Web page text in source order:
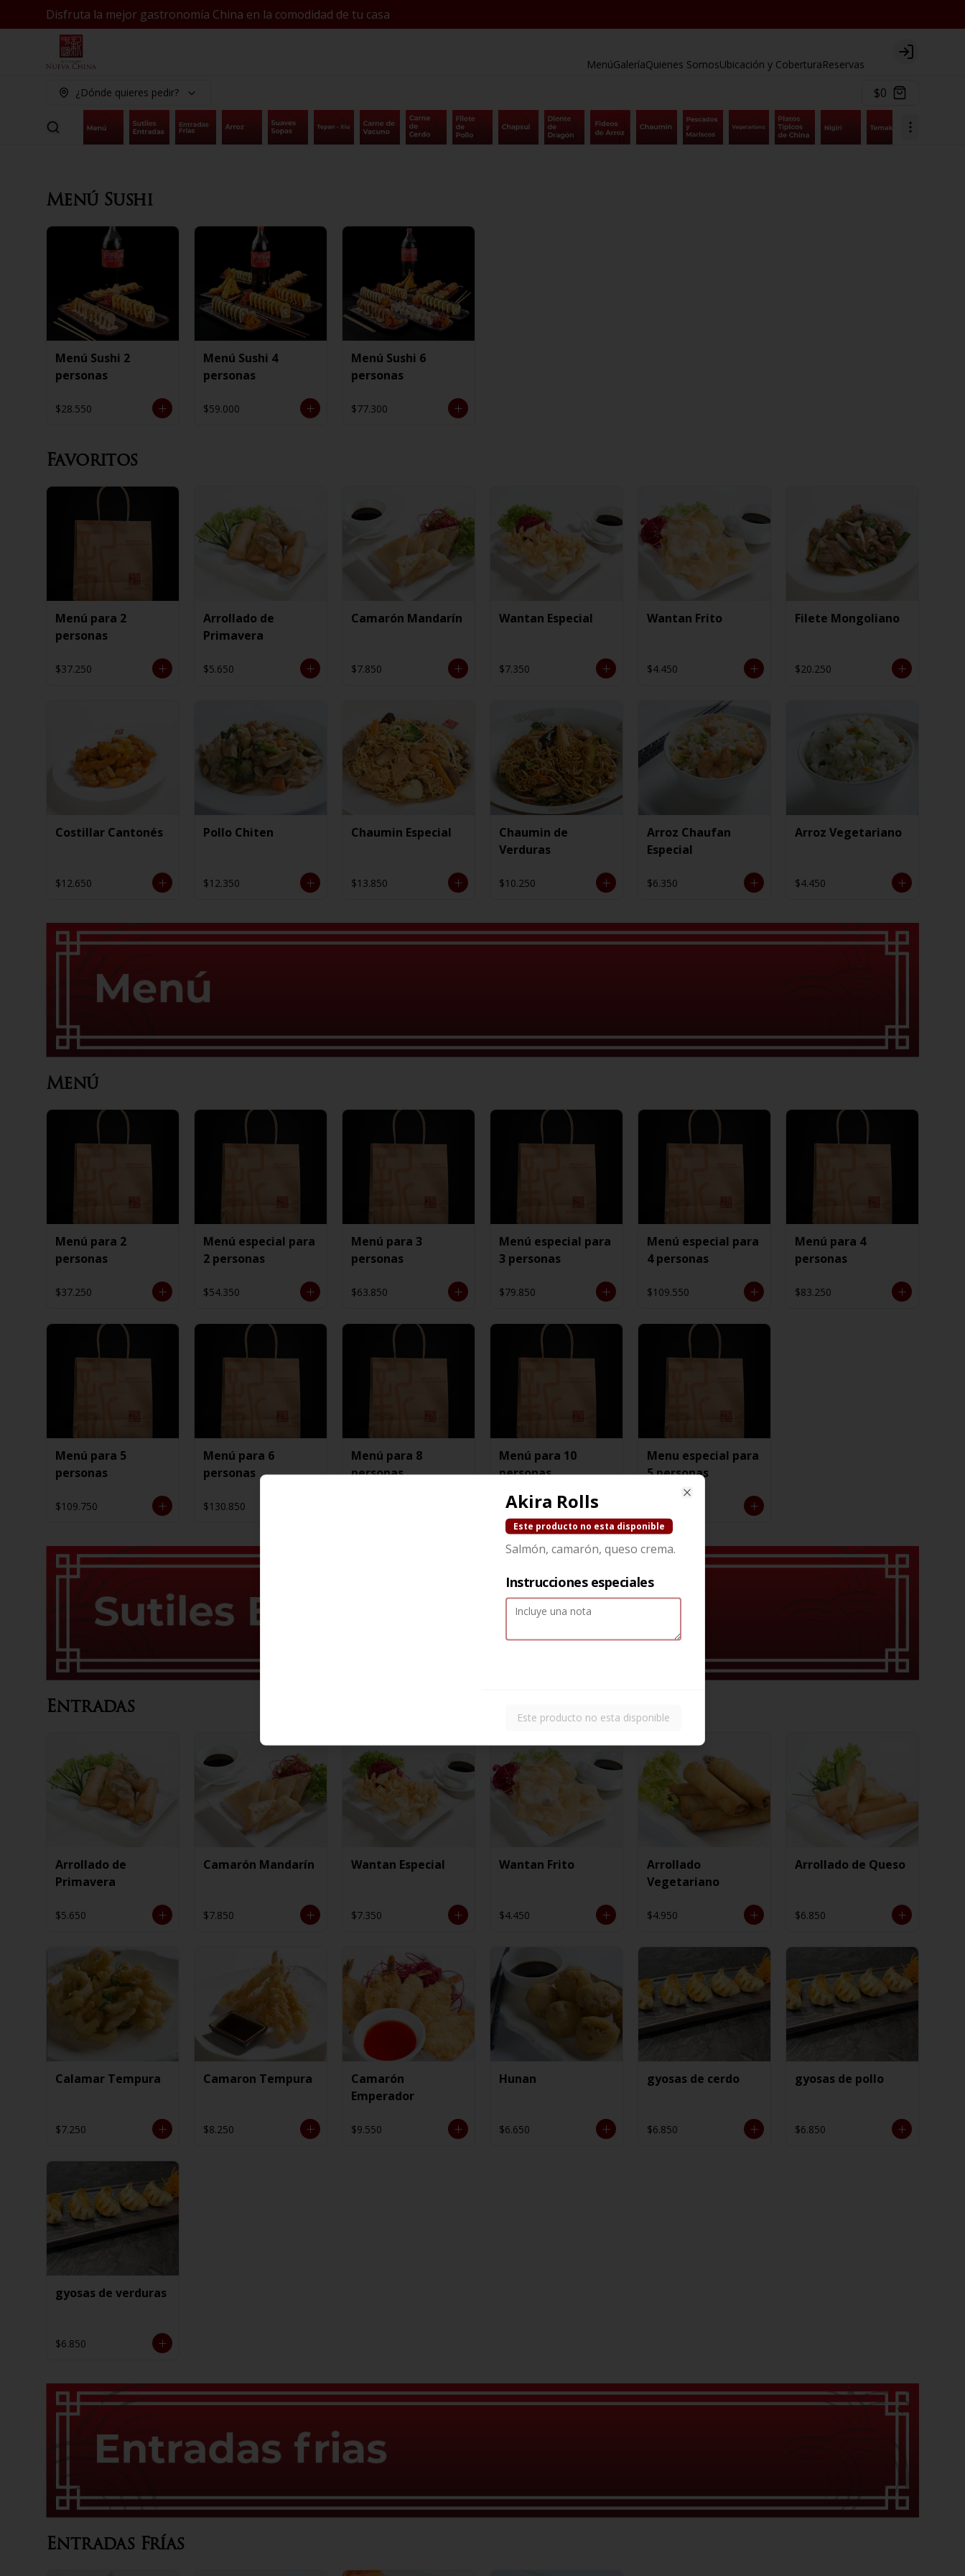
Disfruta la mejor gastronomía China en la comodidad de tu casa
MenúGaleríaQuienes SomosUbicación y CoberturaReservas Login
¿Dónde quieres pedir? $0
Menú Sushi
Menú Sushi 2
personas
$28.550
Menú Sushi 4
personas
$59.000
Menú Sushi 6
personas
$77.300
Favoritos
Menú para 2
personas
$37.250
Arrollado de
Primavera
$5.650
Camarón Mandarín
$7.850
Wantan Especial
$7.350
Wantan Frito
$4.450
Filete Mongoliano
$20.250
Costillar Cantonés
$12.650
Pollo Chiten
$12.350
Chaumin Especial
$13.850
Chaumin de
Verduras
$10.250
Arroz Chaufan
Especial
$6.350
Arroz Vegetariano
$4.450
Menú
Menú para 2
personas
$37.250
Menú especial para
2 personas
$54.350
Menú para 3
personas
$63.850
Menú especial para
3 personas
$79.850
Menú especial para
4 personas
$109.550
Menú para 4
personas
$83.250
Menú para 5
personas
$109.750
Menú para 6
personas
$130.850
Menú para 8
personas
Menú para 10
personas
$191.350
Menu especial para
5 personas
Entradas
Arrollado de
Primavera
$5.650
Camarón Mandarín
$7.850
Wantan Especial
$7.350
Wantan Frito
$4.450
Arrollado
Vegetariano
$4.950
Arrollado de Queso
$6.850
Calamar Tempura
$7.250
Camaron Tempura
$8.250
Camarón
Emperador
$9.550
Hunan
$6.650
gyosas de cerdo
$6.850
gyosas de pollo
$6.850
gyosas de verduras
$6.850
Entradas Frías
Akira Rolls
Este producto no esta disponible
Salmón, camarón, queso crema.
Instrucciones especiales
Este producto no esta disponible